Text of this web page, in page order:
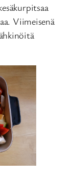
Viimeisenä